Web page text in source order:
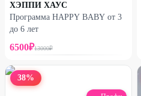
ХЭППИ ХАУС
Программа HAPPY BABY от 3
до 6 лет
6500₽13000₽
38%